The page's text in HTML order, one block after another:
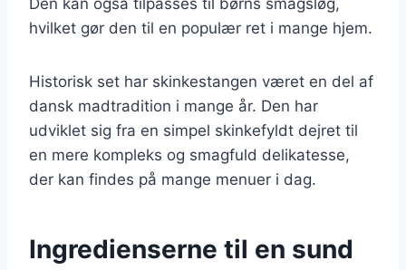
hvilket gør den til en populær ret i mange hjem.
Historisk set har skinkestangen været en del af
dansk madtradition i mange år. Den har
udviklet sig fra en simpel skinkefyldt dejret til
en mere kompleks og smagfuld delikatesse,
der kan findes på mange menuer i dag.
Ingredienserne til en sund